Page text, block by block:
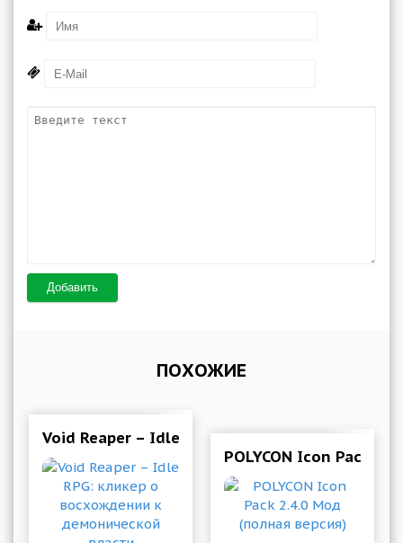
Добавить
ПОХОЖИЕ
Void Reaper – Idle RPG: кликер о
POLYCON Icon Pack